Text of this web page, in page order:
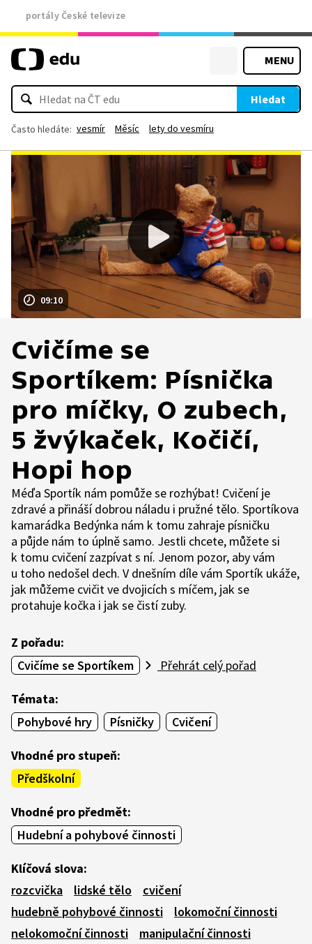
portály České televize
MENU
Hledat
Často hledáte: vesmír Měsíc lety do vesmíru
09:10
Cvičíme se
Sportíkem: Písnička
pro míčky, O zubech,
5 žvýkaček, Kočičí,
Hopi hop
Méďa Sportík nám pomůže se rozhýbat! Cvičení je
zdravé a přináší dobrou náladu i pružné tělo. Sportíkova
kamarádka Bedýnka nám k tomu zahraje písničku
a půjde nám to úplně samo. Jestli chcete, můžete si
k tomu cvičení zazpívat s ní. Jenom pozor, aby vám
u toho nedošel dech. V dnešním díle vám Sportík ukáže,
jak můžeme cvičit ve dvojicích s míčem, jak se
protahuje kočka i jak se čistí zuby.
Z pořadu:
Cvičíme se Sportíkem
Přehrát celý pořad
Témata:
Pohybové hry
Písničky Cvičení
Vhodné pro stupeň:
Předškolní
Vhodné pro předmět:
Hudební a pohybové činnosti
Klíčová slova:
rozcvička
lidské tělo
cvičení
hudebně pohybové činnosti
lokomoční činnosti
nelokomoční činnosti
manipulační činnosti